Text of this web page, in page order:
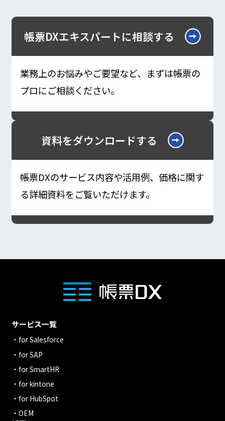
帳票DXエキスパートに相談する
業務上のお悩みやご要望など、まずは帳票の
プロにご相談ください。
資料をダウンロードする
帳票DXのサービス内容や活用例、価格に関す
る詳細資料をご覧いただけます。
サービス一覧
for Salesforce
for SAP
for SmartHR
for kintone
for HubSpot
OEM